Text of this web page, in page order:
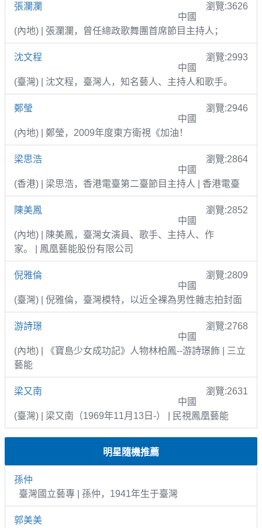
張瀾瀾
瀏覽:3626
中國
(內地) | 張瀾瀾，曾任總政歌舞團首席節目主持人；
沈文程
瀏覽:2993
中國
(臺灣) | 沈文程，臺灣人，知名藝人、主持人和歌手。
鄭瑩
瀏覽:2946
中國
(內地) | 鄭瑩，2009年度東方衛視《加油！
梁思浩
瀏覽:2864
中國
(香港) | 梁思浩，香港電臺第二臺節目主持人 | 香港電臺
陳美鳳
瀏覽:2852
中國
(內地) | 陳美鳳，臺灣女演員、歌手、主持人、作
家。 | 鳳凰藝能股份有限公司
倪雅倫
瀏覽:2809
中國
(臺灣) | 倪雅倫，臺灣模特，以近全裸為男性雜志拍封面
游詩璟
瀏覽:2768
中國
(內地) | 《寶島少女成功記》人物林柏鳳--游詩璟飾 | 三立
藝能
梁又南
瀏覽:2631
中國
(臺灣) | 梁又南（1969年11月13日-） | 民視鳳凰藝能
明星隨機推薦
孫仲
臺灣國立藝專 | 孫仲，1941年生于臺灣
郭美美